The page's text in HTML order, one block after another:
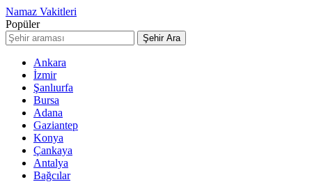
Namaz Vakitleri
Popüler
Şehir Ara
Ankara
İzmir
Şanlıurfa
Bursa
Adana
Gaziantep
Konya
Çankaya
Antalya
Bağcılar